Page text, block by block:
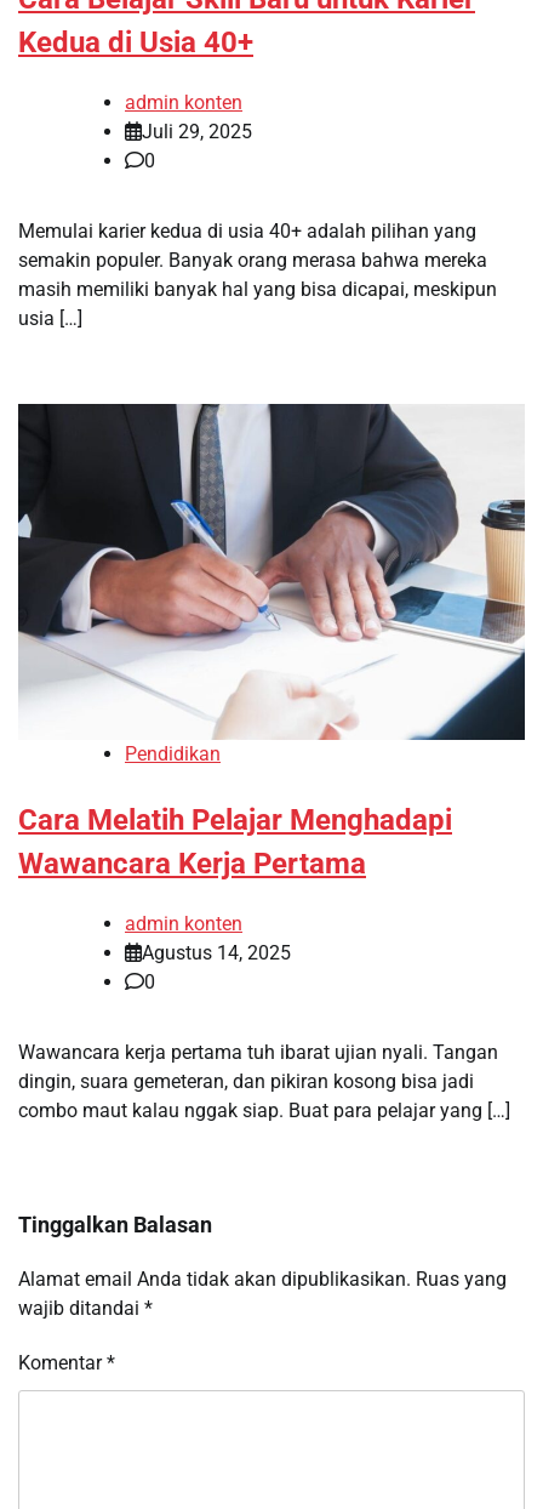
Kedua di Usia 40+
admin konten
Juli 29, 2025
0
Memulai karier kedua di usia 40+ adalah pilihan yang
semakin populer. Banyak orang merasa bahwa mereka
masih memiliki banyak hal yang bisa dicapai, meskipun
usia […]
Pendidikan
Cara Melatih Pelajar Menghadapi
Wawancara Kerja Pertama
admin konten
Agustus 14, 2025
0
Wawancara kerja pertama tuh ibarat ujian nyali. Tangan
dingin, suara gemeteran, dan pikiran kosong bisa jadi
combo maut kalau nggak siap. Buat para pelajar yang […]
Tinggalkan Balasan
Alamat email Anda tidak akan dipublikasikan. Ruas yang
wajib ditandai *
Komentar*